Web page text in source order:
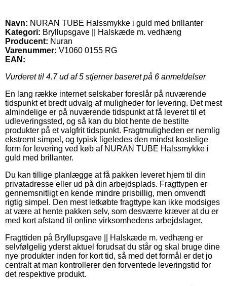
Navn: NURAN TUBE Halssmykke i guld med brillanter
Kategori: Bryllupsgave || Halskæde m. vedhæng
Producent: Nuran
Varenummer: V1060 0155 RG
EAN:
Vurderet til 4.7ud af 5 stjerner baseret på 6 anmeldelser
En lang række internet selskaber foreslår på nuværende
tidspunkt et bredt udvalg af muligheder for levering. Det mest
almindelige er på nuværende tidspunkt at få leveret til et
udleveringssted, og så kan du blot hente de bestilte
produkter på et valgfrit tidspunkt. Fragtmuligheden er nemlig
ekstremt simpel, og typisk ligeledes den mindst kostelige
form for levering ved køb af NURAN TUBE Halssmykke i
guld med brillanter.
Du kan tillige planlægge at få pakken leveret hjem til din
privatadresse eller ud på din arbejdsplads. Fragttypen er
gennemsnitligt en kende mindre prisbillig, men omvendt
rigtig simpel. Den mest letkøbte fragttype kan ikke modsiges
at være at hente pakken selv, som desværre kræver at du er
med kort afstand til online virksomhedens arbejdslager.
Fragttiden på Bryllupsgave || Halskæde m. vedhæng er
selvfølgelig yderst aktuel forudsat du står og skal bruge dine
nye produkter inden for kort tid, så med det formål er det jo
centralt at man kontrollerer den forventede leveringstid for
det respektive produkt.